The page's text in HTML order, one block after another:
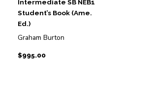
Intermediate SB NEB1
Student’s Book (Ame.
Ed.)
Graham Burton
$995.00